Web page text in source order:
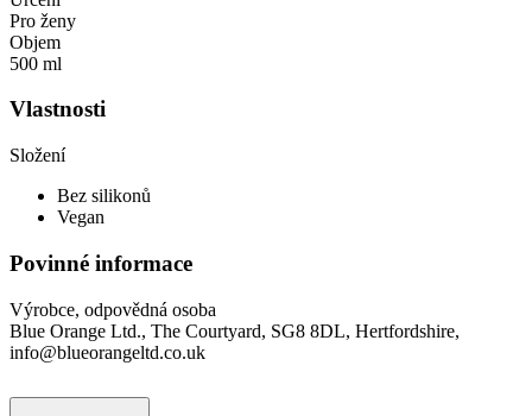
Pro ženy
Objem
500 ml
Vlastnosti
Složení
Bez silikonů
Vegan
Povinné informace
Výrobce, odpovědná osoba
Blue Orange Ltd., The Courtyard, SG8 8DL, Hertfordshire,
info@blueorangeltd.co.uk